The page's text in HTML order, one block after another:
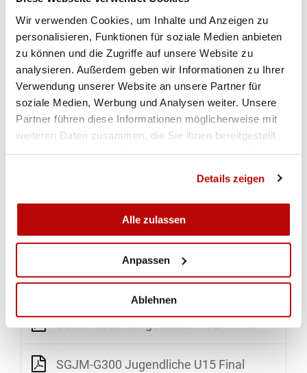
Wir verwenden Cookies, um Inhalte und Anzeigen zu
personalisieren, Funktionen für soziale Medien anbieten
zu können und die Zugriffe auf unsere Website zu
analysieren. Außerdem geben wir Informationen zu Ihrer
Verwendung unserer Website an unsere Partner für
soziale Medien, Werbung und Analysen weiter. Unsere
Partner führen diese Informationen möglicherweise mit
weiteren Daten zusammen, die Sie ihnen bereitgestellt
Details zeigen
Alle zulassen
Anpassen
Ablehnen
nun definitiv den Gruppen und Vereinen
abgegeben, die sie gewonnen haben. Damit fand
die grosse Glocke ein neues Zuhause bei den
Militärschützen Schwanden b. Sigriswil. Die
mittlere Glocke kommt ins Freiamt zur
Schützengesellschaft Boswil und die kleinste
Glocke geht in den Besitz der
besorgt, die in den kommenden 15 Jahren
ebenfalls auf die Suche nach einem festen
(Ernst Nydegger/Chantal Gisler)
RANGLISTEN
SGJM-G300 Jungschützen U21 Final
SGJM-G300 Jugendliche U15 Final